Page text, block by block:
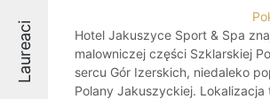
Laureaci
Hotel Jakuszyce Sport & Spa
malowniczej części Szklarskiej
sercu Gór Izerskich, niedaleko
Polany Jakuszyckiej. Lokalizacja